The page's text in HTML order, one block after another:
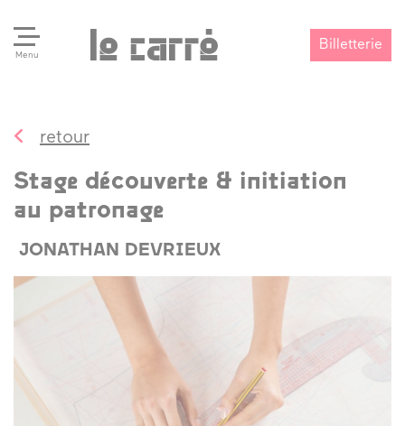
Menu
Billetterie
retour
Stage découverte & initiation
au patronage
JONATHAN DEVRIEUX